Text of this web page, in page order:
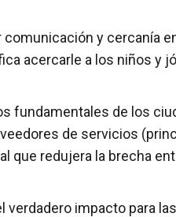
y cercanía
acercarle a los niños y
fundamentales de los
de servicios
que redujera la brecha
impacto para